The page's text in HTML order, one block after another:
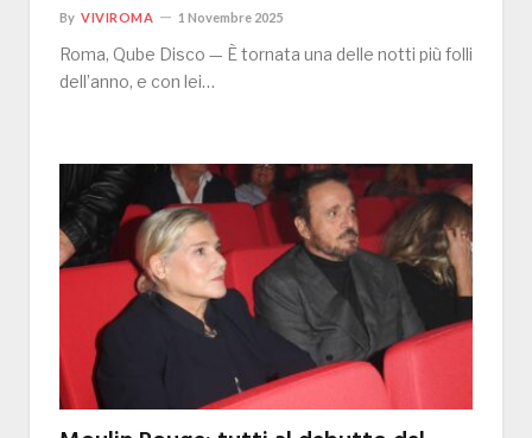
By VIVIROMA 1 Novembre 2025
Roma, Qube Disco — È tornata una delle notti più folli
dell’anno, e con lei…